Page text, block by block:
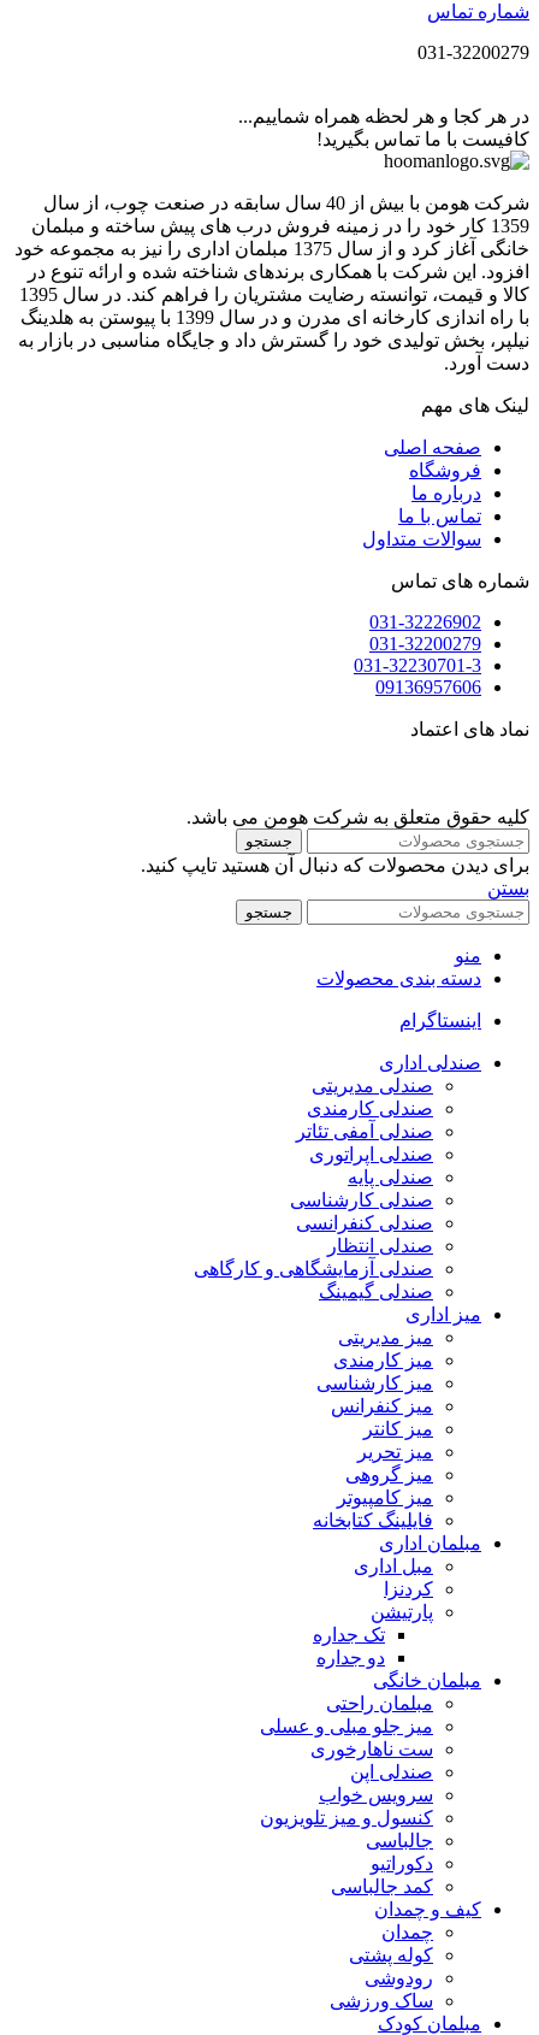
شماره تماس
031-32200279
در هر کجا و هر لحظه همراه شماییم...
کافیست با ما تماس بگیرید!
شرکت هومن با بیش از 40 سال سابقه در صنعت چوب، از سال
1359 کار خود را در زمینه فروش درب های پیش ساخته و مبلمان
خانگی آغاز کرد و از سال 1375 مبلمان اداری را نیز به مجموعه خود
افزود. این شرکت با همکاری برندهای شناخته شده و ارائه تنوع در
کالا و قیمت، توانسته رضایت مشتریان را فراهم کند. در سال 1395
با راه اندازی کارخانه ای مدرن و در سال 1399 با پیوستن به هلدینگ
نیلپر، بخش تولیدی خود را گسترش داد و جایگاه مناسبی در بازار به
دست آورد.
لینک های مهم
صفحه اصلی
فروشگاه
درباره ما
تماس با ما
سوالات متداول
شماره های تماس
031-32226902
031-32200279
031-32230701-3
09136957606
نماد های اعتماد
کلیه حقوق متعلق به شرکت هومن می باشد.
جستجو
برای دیدن محصولات که دنبال آن هستید تایپ کنید.
بستن
جستجو
منو
دسته بندی محصولات
اینستاگرام
صندلی اداری
صندلی مدیریتی
صندلی کارمندی
صندلی آمفی تئاتر
صندلی اپراتوری
صندلی پایه
صندلی کارشناسی
صندلی کنفرانسی
صندلی انتظار
صندلی آزمایشگاهی و کارگاهی
صندلی گیمینگ
میز اداری
میز مدیریتی
میز کارمندی
میز کارشناسی
میز کنفرانس
میز کانتر
میز تحریر
میز گروهی
میز کامپیوتر
فایلینگ کتابخانه
مبلمان اداری
مبل اداری
کردنزا
پارتیشن
تک جداره
دو جداره
مبلمان خانگی
مبلمان راحتی
میز جلو مبلی و عسلی
ست ناهارخوری
صندلی اپن
سرویس خواب
کنسول و میز تلویزیون
جالباسی
دکوراتیو
کمد جالباسی
کیف و چمدان
چمدان
کوله پشتی
رودوشی
ساک ورزشی
مبلمان کودک